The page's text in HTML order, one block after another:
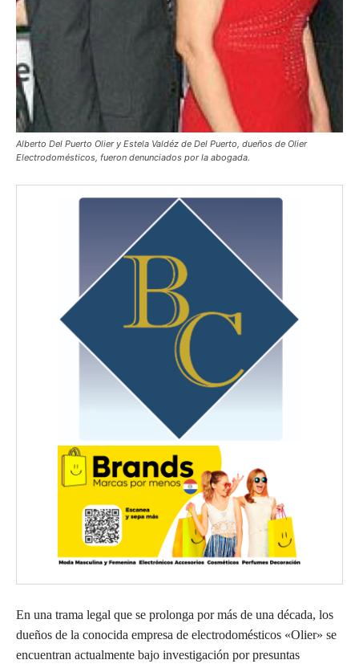
Alberto Del Puerto Olier y Estela Valdéz de Del Puerto, dueños de Olier
Electrodomésticos, fueron denunciados por la abogada.
En una trama legal que se prolonga por más de una década, los
dueños de la conocida empresa de electrodomésticos «Olier» se
encuentran actualmente bajo investigación por presuntas